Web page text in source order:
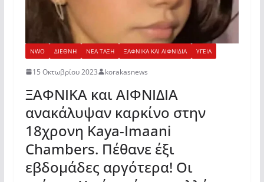
NWO ΔΙΕΘΝΗ ΝΕΑ ΤΑΞΗ ΞΑΦΝΙΚΑ ΚΑΙ ΑΙΦΝΙΔΙΑ ΥΓΕΙΑ
15 Οκτωβρίου 2023 korakasnews
ΞΑΦΝΙΚΑ και ΑΙΦΝΙΔΙΑ
ανακάλυψαν καρκίνο στην
18χρονη Kaya-Imaani
Chambers. Πέθανε έξι
εβδομάδες αργότερα! Οι